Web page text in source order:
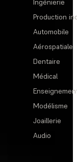
Ingénierie
Production
Automobile
Aérospatiale
Dentaire
Médical
Modélisme
Joaillerie
Audio